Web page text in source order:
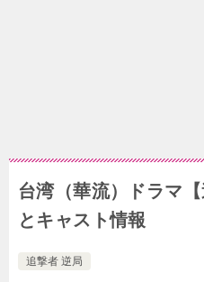
台湾（華流）ドラマ
とキャスト情報
追撃者 逆局